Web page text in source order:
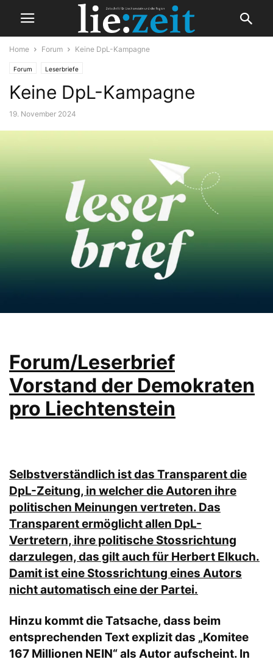
Home Forum Keine DpL-Kampagne
Forum Leserbriefe
Keine DpL-Kampagne
19. November 2024
Forum/Leserbrief
Vorstand der Demokraten
pro Liechtenstein
Selbstverständlich ist das Transparent die
DpL-Zeitung, in welcher die Autoren ihre
politischen Meinungen vertreten. Das
Transparent ermöglicht allen DpL-
Vertretern, ihre politische Stossrichtung
darzulegen, das gilt auch für Herbert Elkuch.
Damit ist eine Stossrichtung eines Autors
nicht automatisch eine der Partei.
Hinzu kommt die Tatsache, dass beim
entsprechenden Text explizit das „Komitee
167 Millionen NEIN“ als Autor aufscheint. In